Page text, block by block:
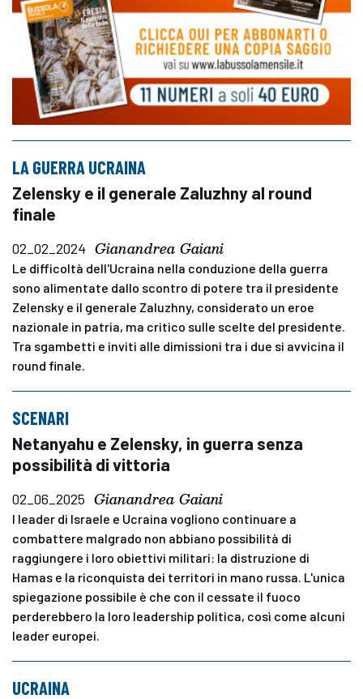
LA GUERRA UCRAINA
Zelensky e il generale Zaluzhny al round
finale
02_02_2024 Gianandrea Gaiani
Le difficoltà dell'Ucraina nella conduzione della guerra
sono alimentate dallo scontro di potere tra il presidente
Zelensky e il generale Zaluzhny, considerato un eroe
nazionale in patria, ma critico sulle scelte del presidente.
Tra sgambetti e inviti alle dimissioni tra i due si avvicina il
round finale.
SCENARI
Netanyahu e Zelensky, in guerra senza
possibilità di vittoria
02_06_2025 Gianandrea Gaiani
I leader di Israele e Ucraina vogliono continuare a
combattere malgrado non abbiano possibilità di
raggiungere i loro obiettivi militari: la distruzione di
Hamas e la riconquista dei territori in mano russa. L'unica
spiegazione possibile è che con il cessate il fuoco
perderebbero la loro leadership politica, così come alcuni
leader europei.
UCRAINA